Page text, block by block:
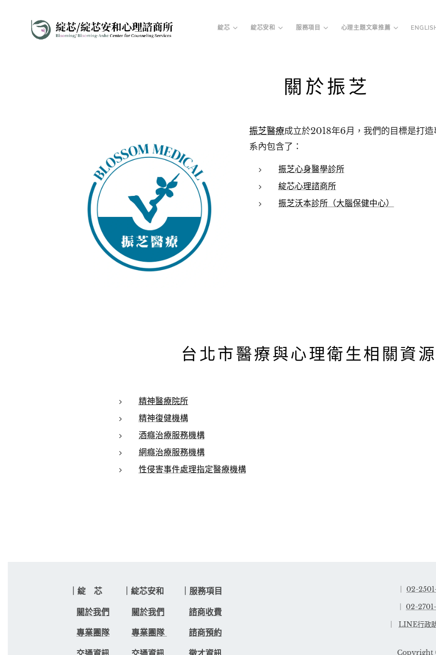
綻芯 綻芯安和 服務項目 心理主題文章推薦
關於振芝
振芝醫療成立於2018年6月，我們的目標是打
系內包含了：
振芝心身醫學診所
綻芯心理諮商所
振芝沃本診所（大腦保健中心）
台北市醫療與心理衛生相關資
精神醫療院所
精神復健機構
酒癮治療服務機構
網癮治療服務機構
性侵害事件處理指定醫療機構
｜綻 芯 ｜綻芯安和 ｜服務項目
關於我們 關於我們 諮商收費
專業團隊 專業團隊 諮商預約
02-
02-
LINE行政
Copyright